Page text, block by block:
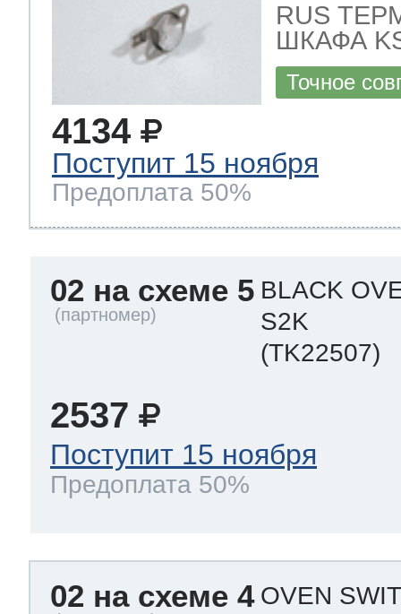
RUS
ШКАФА
Точное
4134
Поступит 15 ноября
Предоплата 50%
02 на схеме 5 BLACK
S2K
(TK22507)
2537
Поступит 15 ноября
Предоплата 50%
02 на схеме 4 OVEN